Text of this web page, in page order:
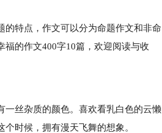
特点，作文可以分为命题作文和非命
的作文400字10篇，欢迎阅读与收
一丝杂质的颜色。喜欢看乳白色的云懒
时候，拥有漫天飞舞的想象。